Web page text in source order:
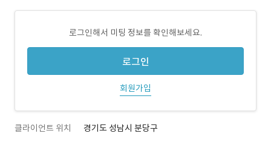
로그인해서 미팅 정보를 확인해보세요.
로그인
회원가입
클라이언트 위치 경기도 성남시 분당구